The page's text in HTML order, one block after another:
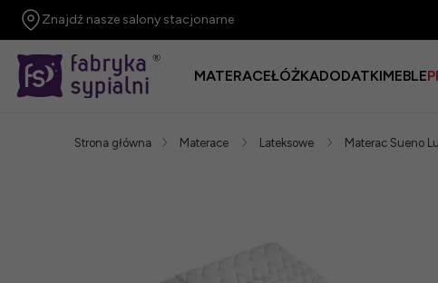
Znajdź nasze salony stacjonarne
MATERACEŁÓŻKADODATKIMEBLE
Strona główna Materace Lateksowe Materac Sueno